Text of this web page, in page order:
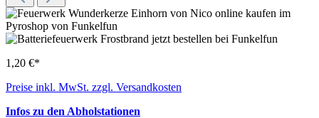
1,20 €*
Preise inkl. MwSt. zzgl. Versandkosten
Infos zu den Abholstationen